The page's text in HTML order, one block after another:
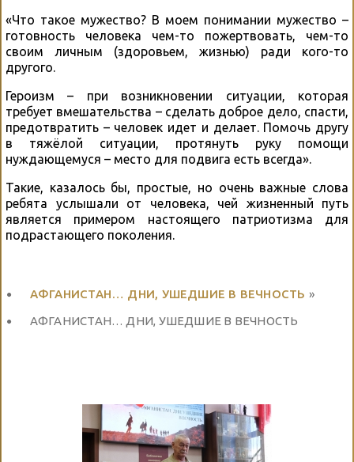
«Что такое мужество? В моем понимании мужество –
готовность человека чем-то пожертвовать, чем-то
своим личным (здоровьем, жизнью) ради кого-то
другого.
Героизм – при возникновении ситуации, которая
требует вмешательства – сделать доброе дело, спасти,
предотвратить – человек идет и делает. Помочь другу
в тяжёлой ситуации, протянуть руку помощи
нуждающемуся – место для подвига есть всегда».
Такие, казалось бы, простые, но очень важные слова
ребята услышали от человека, чей жизненный путь
является примером настоящего патриотизма для
подрастающего поколения.
АФГАНИСТАН… ДНИ, УШЕДШИЕ В ВЕЧНОСТЬ »
АФГАНИСТАН… ДНИ, УШЕДШИЕ В ВЕЧНОСТЬ